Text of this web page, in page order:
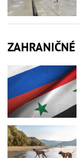
ZAHRANIČNÉ